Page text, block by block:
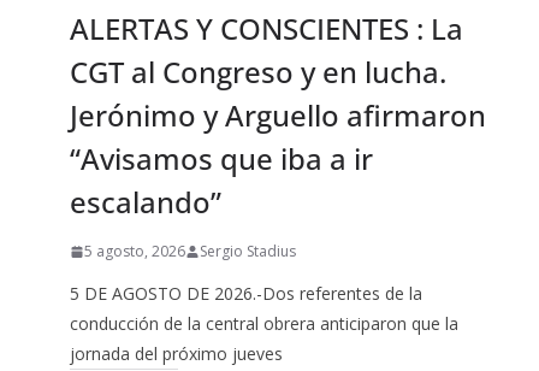
ALERTAS Y CONSCIENTES : La
CGT al Congreso y en lucha.
Jerónimo y Arguello afirmaron
“Avisamos que iba a ir
escalando”
5 agosto, 2026 Sergio Stadius
5 DE AGOSTO DE 2026.-Dos referentes de la
conducción de la central obrera anticiparon que la
jornada del próximo jueves